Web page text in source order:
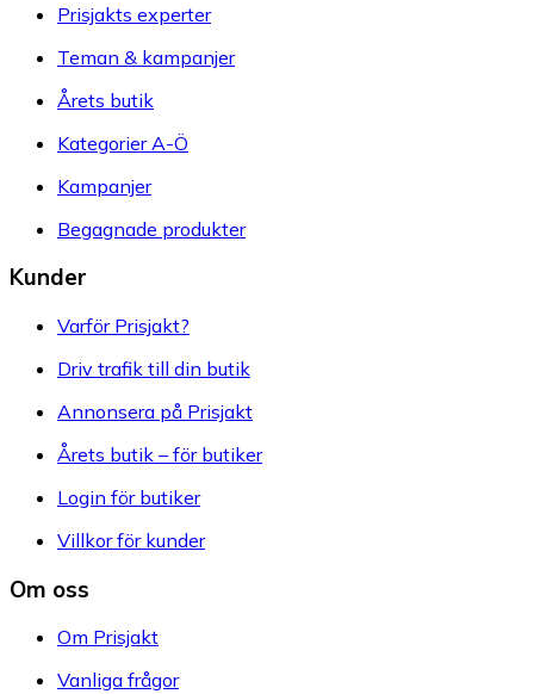
Prisjakts experter
Teman & kampanjer
Årets butik
Kategorier A-Ö
Kampanjer
Begagnade produkter
Kunder
Varför Prisjakt?
Driv trafik till din butik
Annonsera på Prisjakt
Årets butik – för butiker
Login för butiker
Villkor för kunder
Om oss
Om Prisjakt
Vanliga frågor